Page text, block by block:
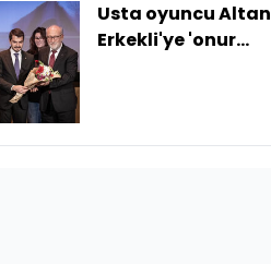
Usta oyuncu Altan
Erkekli'ye 'onur